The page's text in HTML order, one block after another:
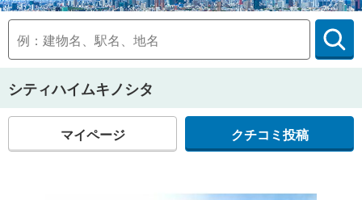
シティハイムキノシタ
マイページ クチコミ投稿